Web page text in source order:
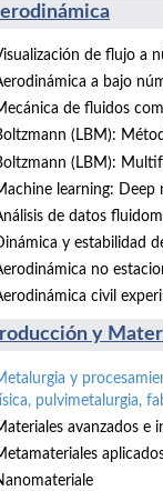
de flujo a
a bajo
de fluidos
(LBM):
(LBM):
learning: Deep
de datos
y estabilidad
no
civil
y
y
pulvimetalurgia,
avanzados e